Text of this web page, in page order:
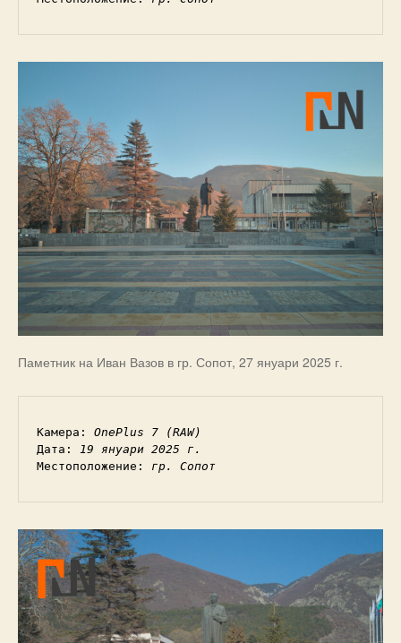
Паметник на Иван Вазов в гр. Сопот, 27 януари 2025 г.
Камера: OnePlus 7 (RAW)
Дата:
19 януари 2025 г.
Местоположение: гр. Сопот